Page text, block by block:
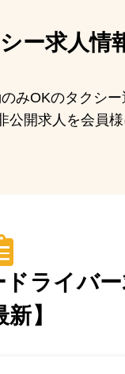
ー求人情
みOKのタクシ
開求人を会員様
ライバ
新】